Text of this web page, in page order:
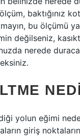
baktığınız
bu ölçümü
değilseniz,
nerede
yolun eğimi
giriş